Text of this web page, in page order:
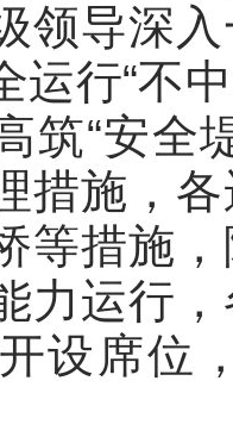
领导深
运行“不
筑“安全
措施，
等措施
力运行
设席位